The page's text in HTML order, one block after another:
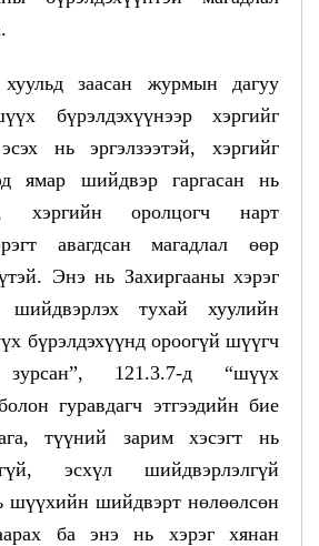
заасан журмын дагуу
бүрэлдэхүүнээр хэргийг
нь эргэлзээтэй, хэргийг
ямар шийдвэр гаргасан нь
хэргийн оролцогч нарт
авагдсан магадлал өөр
Энэ нь Захиргааны хэрэг
тухай хуулийн
бүрэлдэхүүнд ороогүй шүүгч
121.3.7-д “шүүх
гуравдагч этгээдийн бие
түүний зарим хэсэгт нь
эсхүл шийдвэрлэлгүй
шүүхийн шийдвэрт нөлөөлсөн
ба энэ нь хэрэг хянан